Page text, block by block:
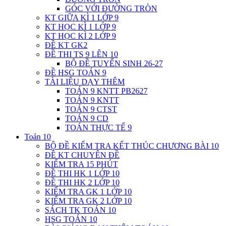
GÓC VỚI ĐƯỜNG TRÒN
KT GIỮA KÌ 1 LỚP 9
KT HỌC KÌ 1 LỚP 9
KT HỌC KÌ 2 LỚP 9
ĐỀ KT GK2
ĐỀ THI TS 9 LÊN 10
BỘ ĐỀ TUYỂN SINH 26-27
ĐỀ HSG TOÁN 9
TÀI LIỆU DẠY THÊM
TOÁN 9 KNTT PB2627
TOÁN 9 KNTT
TOÁN 9 CTST
TOÁN 9 CD
TOÁN THỰC TẾ 9
Toán 10
BỘ ĐỀ KIỂM TRA KẾT THÚC CHƯƠNG BÀI 10
ĐỀ KT CHUYÊN ĐỀ
KIỂM TRA 15 PHÚT
ĐỀ THI HK 1 LỚP 10
ĐỀ THI HK 2 LỚP 10
KIỂM TRA GK 1 LỚP 10
KIỂM TRA GK 2 LỚP 10
SÁCH TK TOÁN 10
HSG TOÁN 10